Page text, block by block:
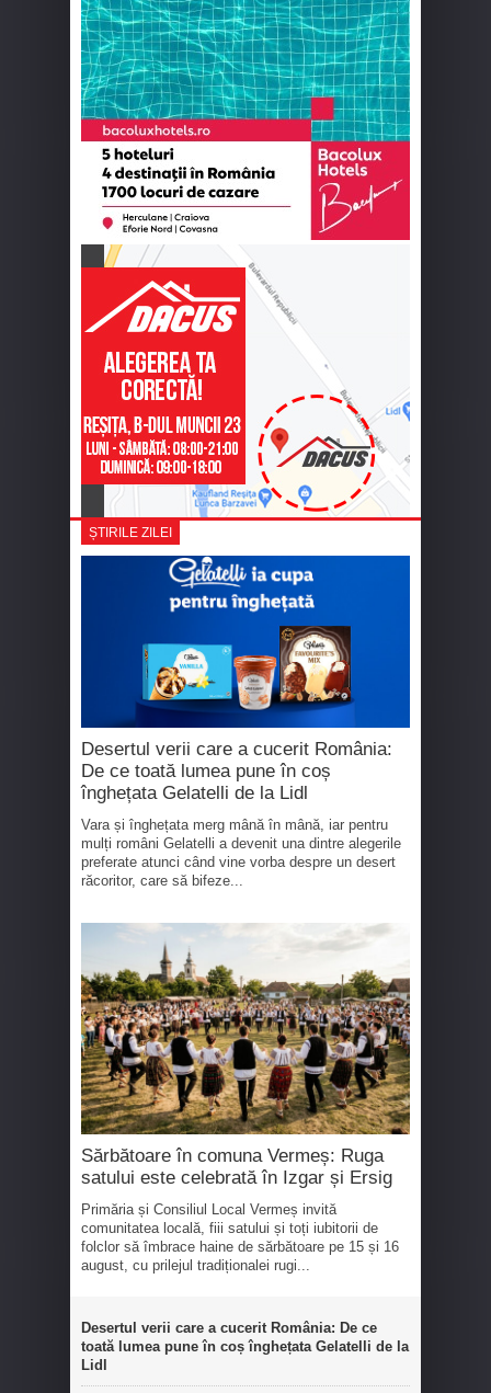
ȘTIRILE ZILEI
Desertul verii care a cucerit România:
De ce toată lumea pune în coș
înghețata Gelatelli de la Lidl
Vara și înghețata merg mână în mână, iar pentru
mulți români Gelatelli a devenit una dintre alegerile
preferate atunci când vine vorba despre un desert
răcoritor, care să bifeze...
Sărbătoare în comuna Vermeș: Ruga
satului este celebrată în Izgar și Ersig
Primăria și Consiliul Local Vermeș invită
comunitatea locală, fiii satului și toți iubitorii de
folclor să îmbrace haine de sărbătoare pe 15 și 16
august, cu prilejul tradiționalei rugi...
Desertul verii care a cucerit România: De ce
toată lumea pune în coș înghețata Gelatelli de la
Lidl